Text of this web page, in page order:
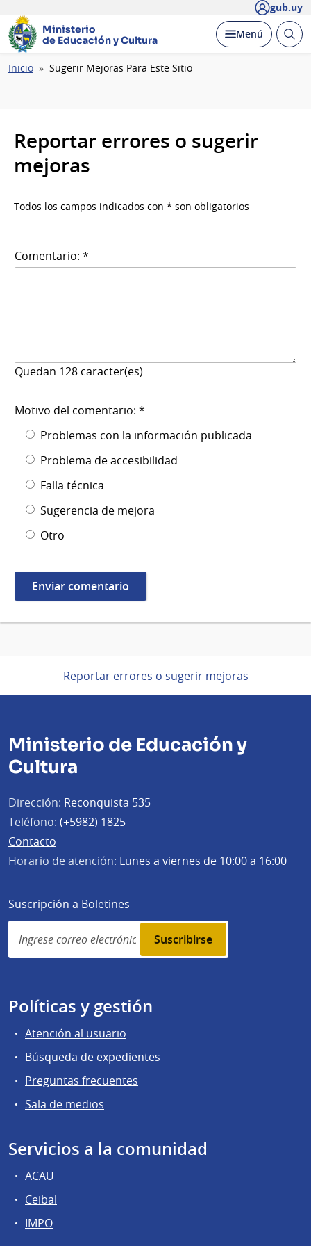
gub.uy
Ministerio
de Educación y Cultura
Desplegar
Menú Abrir
Ruta
Inicio Sugerir Mejoras Para Este Sitio
Reportar errores o sugerir
mejoras
Todos los campos indicados con * son obligatorios
Comentario: *
Quedan 128 caracter(es)
Motivo del comentario: *
Problemas con la información publicada
Problema de accesibilidad
Falla técnica
Sugerencia de mejora
Otro
Reportar errores o sugerir mejoras
Ministerio de Educación y
Cultura
Dirección: Reconquista 535
Teléfono: (+5982) 1825
Contacto
Horario de atención: Lunes a viernes de 10:00 a 16:00
Suscripción a Boletines
Simplenews
subscription
Políticas y gestión
Atención al usuario
Búsqueda de expedientes
Preguntas frecuentes
Sala de medios
Servicios a la comunidad
ACAU
Ceibal
IMPO